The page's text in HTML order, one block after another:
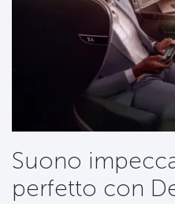
Suono
perfetto con